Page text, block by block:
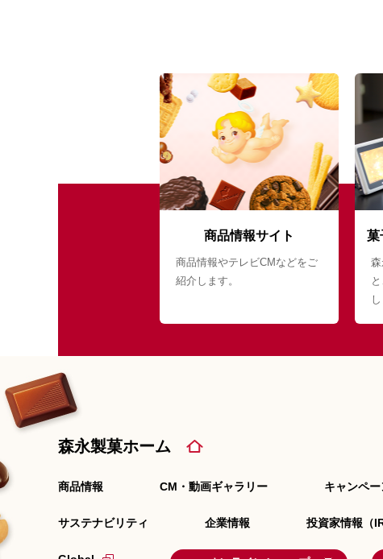
商品情報サイト
商品情報やテレビCMなどをご
紹介します。
菓
森永製菓ホーム
商品情報 CM・動画ギャラリー キャンペー
サステナビリティ 企業情報 投資家情報（IR